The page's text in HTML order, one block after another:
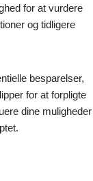
for at vurdere
og tidligere
besparelser,
for at forpligte
dine muligheder